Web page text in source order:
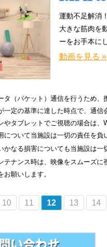
運動不足解消
大きな筋肉を
ーをお手本に
動画を見る »
（パケット）通信を行うため、
一定の基準に達した時点で、通
やタブレットでご視聴の場合は
について当施設は一切の責任を
なる損害についても当施設は一
ナンス時は、映像をスムーズに
願いします。
10 11 12 13 14